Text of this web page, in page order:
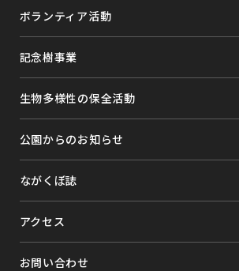
ボランティア活動
記念樹事業
生物多様性の保全活動
公園からのお知らせ
ながくぼ誌
アクセス
お問い合わせ